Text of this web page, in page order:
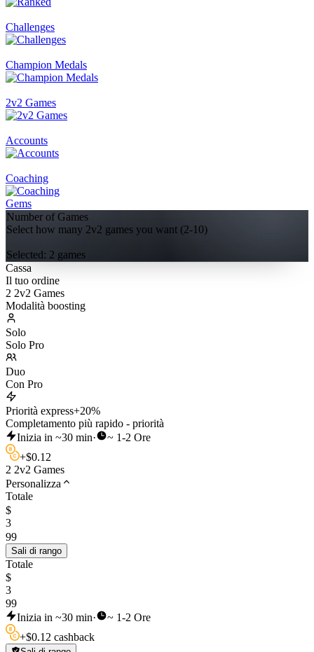
Challenges
Champion Medals
2v2 Games
Accounts
Coaching
Gems
Number of Games
Select how many 2v2 games you want (2-10)
Selected: 2 games
Cassa
Il tuo ordine
2 2v2 Games
Modalità boosting
Solo
Solo Pro
Duo
Con Pro
Priorità express+20%
Completamento più rapido - priorità
Inizia in ~30 min·
~ 1-2 Ore
+$0.12
2 2v2 Games
Personalizza
Totale
$
3
99
Sali di rango
Totale
$
3
99
Inizia in ~30 min·
~ 1-2 Ore
+$0.12 cashback